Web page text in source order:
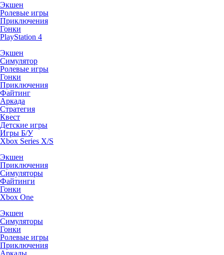
Экшен
Ролевые игры
Приключения
Гонки
PlayStation 4
Экшен
Симулятор
Ролевые игры
Гонки
Приключения
Файтинг
Аркада
Стратегия
Квест
Детские игры
Игры Б/У
Xbox Series X/S
Экшен
Приключения
Симуляторы
Файтинги
Гонки
Xbox One
Экшен
Симуляторы
Гонки
Ролевые игры
Приключения
Аркады